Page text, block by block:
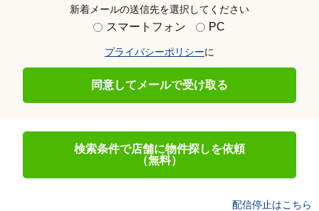
新着メールの送信先を選択してください
スマートフォン PC
プライバシーポリシーに
同意してメールで受け取る
検索条件で店舗に物件探しを依頼
（無料）
配信停止はこちら